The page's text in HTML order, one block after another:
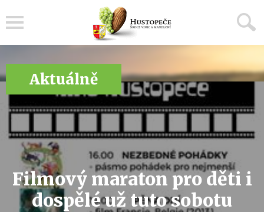
Aktuálně
Filmový maraton pro děti i
dospělé už tuto sobotu